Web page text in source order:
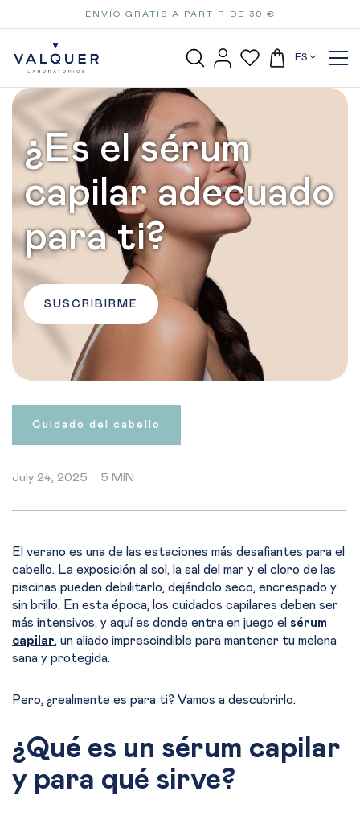
ENVÍO GRATIS A PARTIR DE 39 €
ES
¿Es el sérum
capilar adecuado
para ti?
SUSCRIBIRME
Cuidado del cabello
July 24, 2025 5 MIN
El verano es una de las estaciones más desafiantes para el
cabello. La exposición al sol, la sal del mar y el cloro de las
piscinas pueden debilitarlo, dejándolo seco, encrespado y
sin brillo. En esta época, los cuidados capilares deben ser
más intensivos, y aquí es donde entra en juego el sérum
capilar, un aliado imprescindible para mantener tu melena
sana y protegida.
Pero, ¿realmente es para ti? Vamos a descubrirlo.
¿Qué es un sérum capilar
y para qué sirve?